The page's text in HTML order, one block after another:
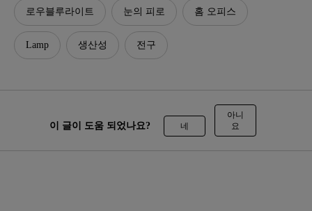
로우블루라이트 눈의 피로 홈 오피스
Lamp 생산성 전구
이 글이 도움 되었나요? 네
아니
요